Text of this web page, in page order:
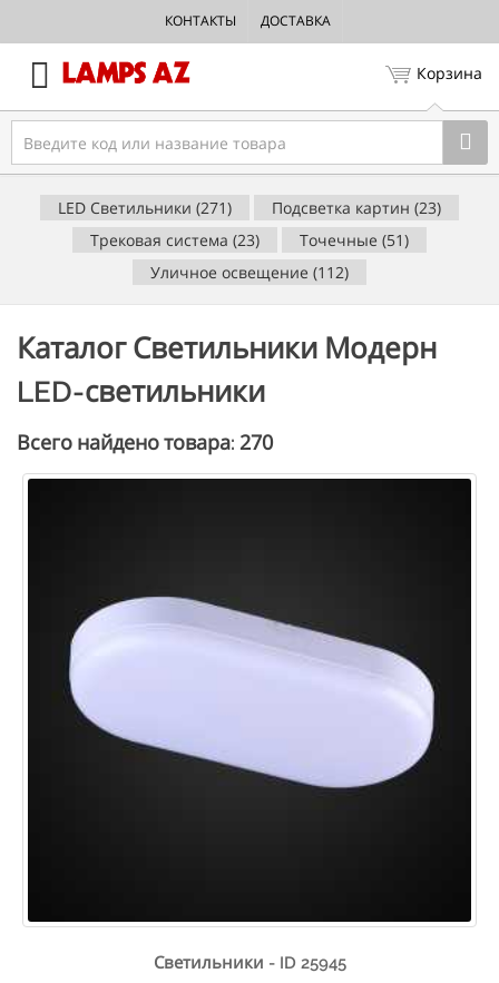
КОНТАКТЫ ДОСТАВКА
Корзина
LED Светильники (271)
Подсветка картин (23)
Трековая система (23)
Точечные (51)
Уличное освещение (112)
Каталог Светильники Модерн
LED-светильники
Всего найдено товара: 270
Светильники - ID 25945